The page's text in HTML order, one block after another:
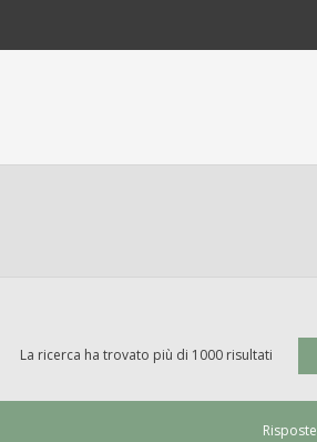
La ricerca ha trovato più di 1000 risultati
Risposte